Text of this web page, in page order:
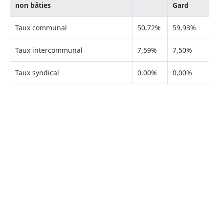
non bâties
Gard
Taux communal 50,72% 59,93%
Taux intercommunal 7,59% 7,50%
Taux syndical 0,00% 0,00%